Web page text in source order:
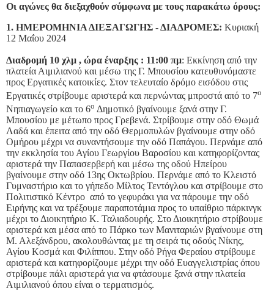
Οι αγώνες θα διεξαχθούν σύμφωνα με τους παρακάτω όρους:
1. ΗΜΕΡΟΜΗΝΙΑ ΔΙΕΞΑΓΩΓΗΣ - ΔΙΑΔΡΟΜΕΣ: Κυριακή
12 Μαΐου 2024
Διαδρομή 10 χλμ , ώρα έναρξης : 11:00 πμ: Εκκίνηση από την
πλατεία Αιμιλιανού και μέσω της Γ. Μπουσίου κατευθυνόμαστε
προς Εργατικές κατοικίες. Στον τελευταίο δρόμο εισόδου στις
Εργατικές στρίβουμε αριστερά και περνώντας μπροστά από το 7ο
Νηπιαγωγείο και το 6ο Δημοτικό βγαίνουμε ξανά στην Γ.
Μπουσίου με μέτωπο προς Γρεβενά. Στρίβουμε στην οδό Θωμά
Λαδά και έπειτα από την οδό Θερμοπυλών βγαίνουμε στην οδό
Ομήρου μέχρι να συναντήσουμε την οδό Παπάγου. Περνάμε από
την εκκλησία του Αγίου Γεωργίου Βαροσίου και κατηφορίζοντας
αριστερά την Παπασερβερή και μέσω της οδού Ηπείρου
βγαίνουμε στην οδό 13ης Οκτωβρίου. Περνάμε από το Κλειστό
Γυμναστήριο και το γήπεδο Μίλτος Τεντόγλου και στρίβουμε στο
Πολιτιστικό Κέντρο από τo γεφυράκι για να πάρουμε την οδό
Ειρήνης και να τρέξουμε παραποτάμια προς το υπαίθριο πάρκινγκ
μέχρι το Διοικητήριο Κ. Ταλιαδουρής. Στο Διοικητήριο στρίβουμε
αριστερά και μέσα από το Πάρκο των Μανιταριών βγαίνουμε στη
Μ. Αλεξάνδρου, ακολουθώντας με τη σειρά τις οδούς Νίκης,
Αγίου Κοσμά και Φιλίππου. Στην οδό Ρήγα Φεραίου στρίβουμε
αριστερά και κατηφορίζουμε μέχρι την οδό Ευαγγελιστρίας όπου
στρίβουμε πάλι αριστερά για να φτάσουμε ξανά στην πλατεία
Αιμιλιανού όπου είναι ο τερματισμός.